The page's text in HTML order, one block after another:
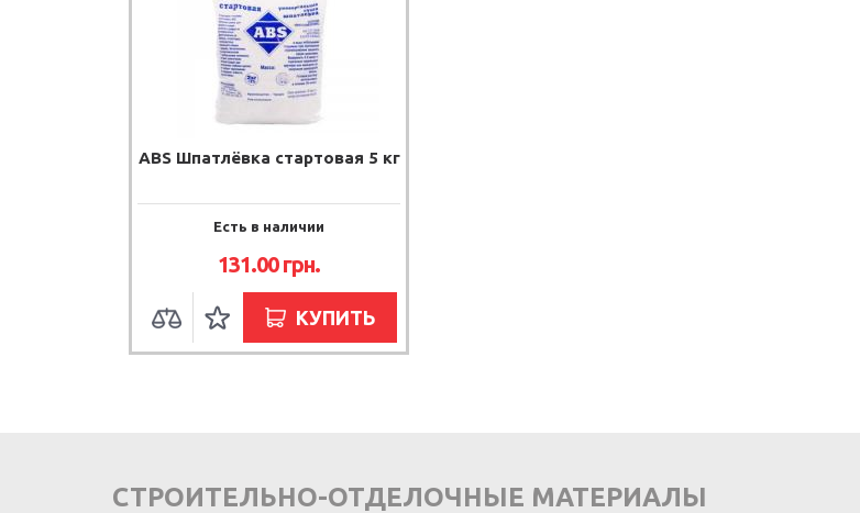
ABS Шпатлёвка стартовая 5 кг
Есть в наличии
131.00грн.
КУПИТЬ
СТРОИТЕЛЬНО-ОТДЕЛОЧНЫЕ МАТЕРИАЛЫ